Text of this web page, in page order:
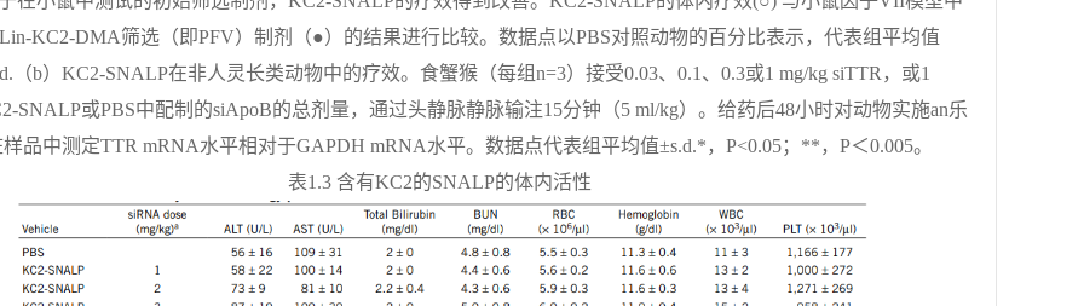
KC2-DMA筛选（即PFV）制剂（●）的结果进行比较。数据点以PBS对照动物的百分比表示，代表组平均值
（b）KC2-SNALP在非人灵长类动物中的疗效。食蟹猴（每组n=3）接受0.03、0.1、0.3或1 mg/kg siTTR，或1
SNALP或PBS中配制的siApoB的总剂量，通过头静脉静脉输注15分钟（5 ml/kg）。给药后48小时对动物实施an乐
品中测定TTR mRNA水平相对于GAPDH mRNA水平。数据点代表组平均值±s.d.*，P<0.05；**，P＜0.005。
表1.3 含有KC2的SNALP的体内活性